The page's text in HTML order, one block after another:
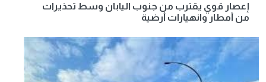
إعصار قوي يقترب من جنوب اليابان وسط تحذيرات
من أمطار وانهيارات أرضية